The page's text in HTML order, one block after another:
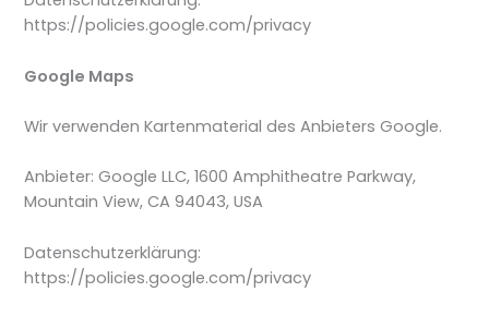
https://policies.google.com/privacy
Google Maps
Wir verwenden Kartenmaterial des Anbieters Google.
Anbieter: Google LLC, 1600 Amphitheatre Parkway,
Mountain View, CA 94043, USA
Datenschutzerklärung:
https://policies.google.com/privacy